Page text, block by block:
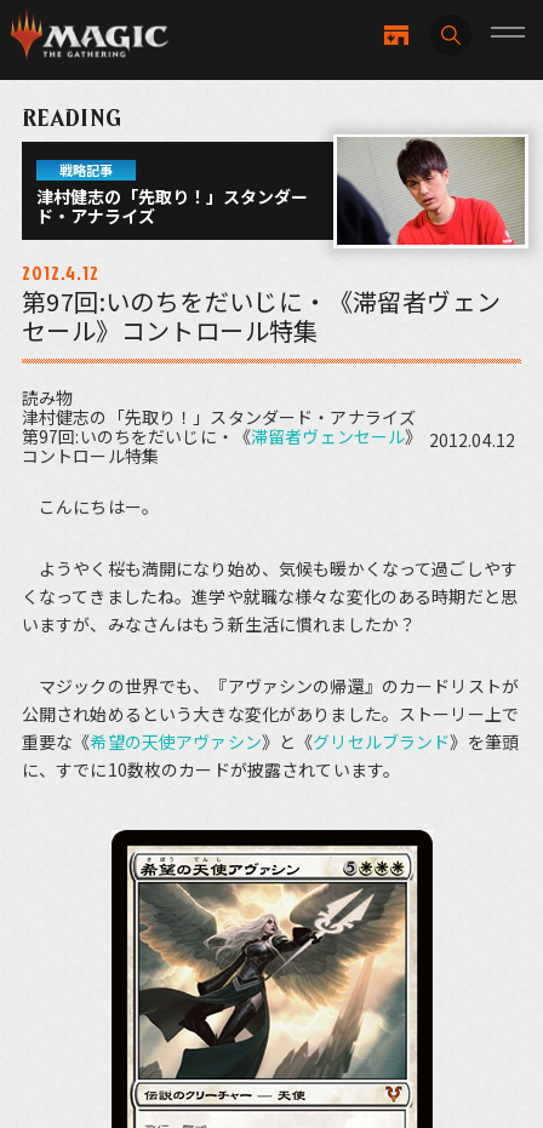
READING
戦略記事
津村健志の「先取り！」スタンダー
ド・アナライズ
2012.4.12
第97回:いのちをだいじに・《滞留者ヴェン
セール》コントロール特集
読み物
津村健志の「先取り！」スタンダード・アナライズ
2012.04.12
第97回:いのちをだいじに・《滞留者ヴェンセール》
コントロール特集
こんにちはー。
ようやく桜も満開になり始め、気候も暖かくなって過ごしやす
くなってきましたね。進学や就職な様々な変化のある時期だと思
いますが、みなさんはもう新生活に慣れましたか？
マジックの世界でも、『アヴァシンの帰還』のカードリストが
公開され始めるという大きな変化がありました。ストーリー上で
重要な《希望の天使アヴァシン》と《グリセルブランド》を筆頭
に、すでに10数枚のカードが披露されています。